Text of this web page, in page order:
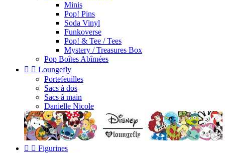
Minis
Pop! Pins
Soda Vinyl
Funkoverse
Pop! & Tee / Tees
Mystery / Treasures Box
Pop Boîtes Abîmées
  Loungefly
Portefeuilles
Sacs à dos
Sacs à main
Danielle Nicole
  Figurines